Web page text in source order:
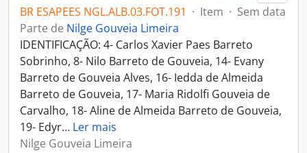
BR ESAPEES NGL.ALB.03.FOT.191 · Item · Sem data
Parte de Nilge Gouveia Limeira
IDENTIFICAÇÃO: 4- Carlos Xavier Paes Barreto
Sobrinho, 8- Nilo Barreto de Gouveia, 14- Evany
Barreto de Gouveia Alves, 16- Iedda de Almeida
Barreto de Gouveia, 17- Maria Ridolfi Gouveia de
Carvalho, 18- Aline de Almeida Barreto de Gouveia,
19- Edyr… Ler mais
Nilge Gouveia Limeira